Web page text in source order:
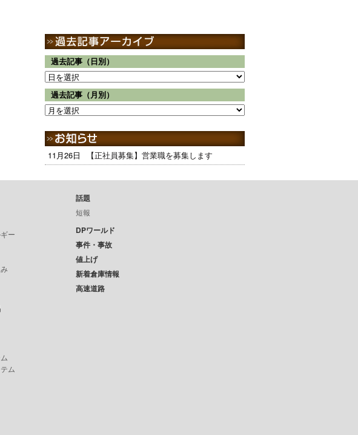
過去記事（日別）
過去記事（月別）
11月26日 【正社員募集】営業職を募集します
ー
ム
話題
短報
DPワールド
事件・事故
値上げ
新着倉庫情報
高速道路